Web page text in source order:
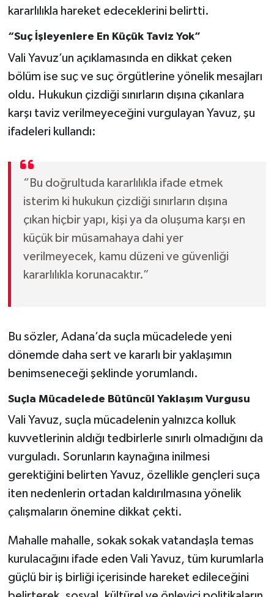
kararlılıkla hareket edeceklerini belirtti.
“Suç İşleyenlere En Küçük Taviz Yok”
Vali Yavuz’un açıklamasında en dikkat çeken
bölüm ise suç ve suç örgütlerine yönelik mesajları
oldu. Hukukun çizdiği sınırların dışına çıkanlara
karşı taviz verilmeyeceğini vurgulayan Yavuz, şu
ifadeleri kullandı:
“Bu doğrultuda kararlılıkla ifade etmek
isterim ki hukukun çizdiği sınırların dışına
çıkan hiçbir yapı, kişi ya da oluşuma karşı en
küçük bir müsamahaya dahi yer
verilmeyecek, kamu düzeni ve güvenliği
kararlılıkla korunacaktır.”
Bu sözler, Adana’da suçla mücadelede yeni
dönemde daha sert ve kararlı bir yaklaşımın
benimseneceği şeklinde yorumlandı.
Suçla Mücadelede Bütüncül Yaklaşım Vurgusu
Vali Yavuz, suçla mücadelenin yalnızca kolluk
kuvvetlerinin aldığı tedbirlerle sınırlı olmadığını da
vurguladı. Sorunların kaynağına inilmesi
gerektiğini belirten Yavuz, özellikle gençleri suça
iten nedenlerin ortadan kaldırılmasına yönelik
çalışmaların önemine dikkat çekti.
Mahalle mahalle, sokak sokak vatandaşla temas
kurulacağını ifade eden Vali Yavuz, tüm kurumlarla
güçlü bir iş birliği içerisinde hareket edileceğini